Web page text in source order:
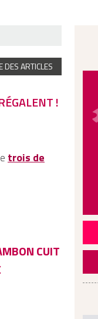
DES ARTICLES
!
trois de
CUIT